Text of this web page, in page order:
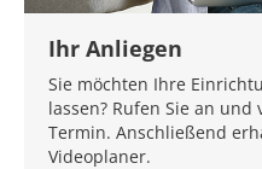
Ihr Anliegen
Sie möchten Ihre
lassen? Rufen Sie an
Termin. Anschließend
Videoplaner.